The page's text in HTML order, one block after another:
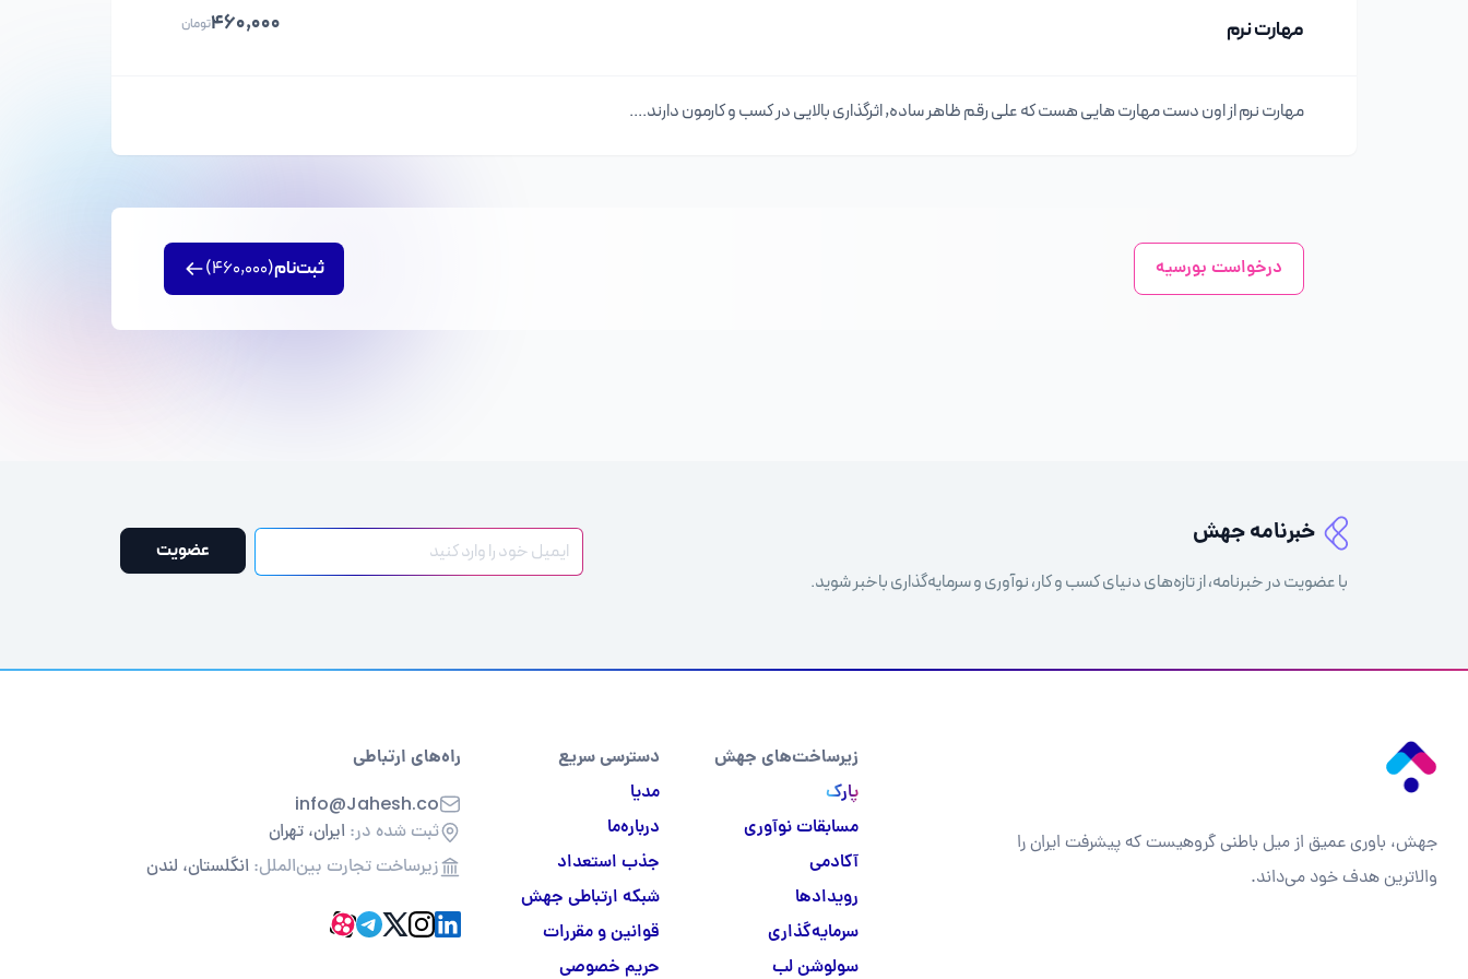
مهارت نرم
مهارت نرم از اون دست مهارت هایی هست که علی رقم ظاهر ساده, اثرگذاری بالایی در کسب و کارمون دارند....
۴۶۰,۰۰۰تومان
درخواست بورسیه ثبت‌نام(۴۶۰,۰۰۰)
خبرنامه جهش
با عضویت در خبرنامه، از تازه‌های دنیای کسب و کار، نوآوری و سرمایه‌گذاری باخبر شوید.
عضویت
جهش، باوری عمیق از میل باطنی گروهیست که پیشرفت ایران را
والاترین هدف خود می‌داند.
زیرساخت‌های جهش
پارک
مسابقات نوآوری
آکادمی
رویدادها
سرمایه‌گذاری
سولوشن لب
دسترسی سریع
مدیا
درباره‌ما
جذب استعداد
شبکه ارتباطی جهش
قوانین و مقررات
حریم خصوصی
راه‌های ارتباطی
info@Jahesh.co
ثبت شده در: ایران، تهران
زیرساخت تجارت بین‌الملل: انگلستان، لندن